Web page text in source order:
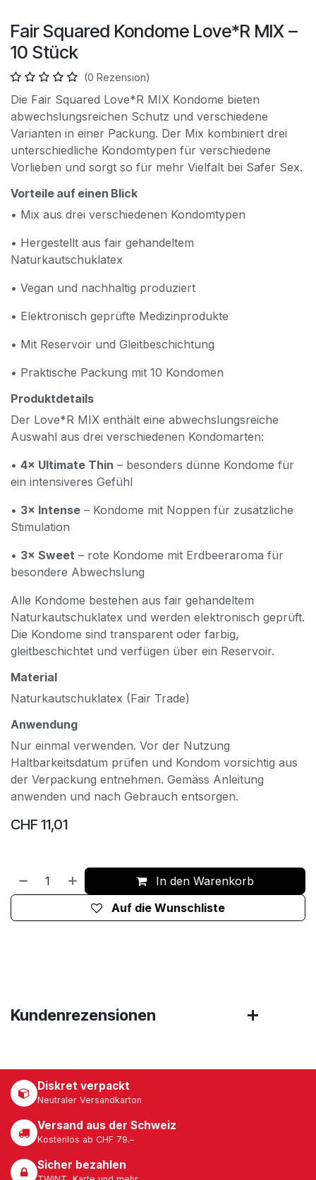
Fair Squared Kondome Love*R MIX –
10 Stück
(0 Rezension)
Die Fair Squared Love*R MIX Kondome bieten
abwechslungsreichen Schutz und verschiedene
Varianten in einer Packung. Der Mix kombiniert drei
unterschiedliche Kondomtypen für verschiedene
Vorlieben und sorgt so für mehr Vielfalt bei Safer Sex.
Vorteile auf einen Blick
• Mix aus drei verschiedenen Kondomtypen
• Hergestellt aus fair gehandeltem
Naturkautschuklatex
• Vegan und nachhaltig produziert
• Elektronisch geprüfte Medizinprodukte
• Mit Reservoir und Gleitbeschichtung
• Praktische Packung mit 10 Kondomen
Produktdetails
Der Love*R MIX enthält eine abwechslungsreiche
Auswahl aus drei verschiedenen Kondomarten:
• 4× Ultimate Thin – besonders dünne Kondome für
ein intensiveres Gefühl
• 3× Intense – Kondome mit Noppen für zusätzliche
Stimulation
• 3× Sweet – rote Kondome mit Erdbeeraroma für
besondere Abwechslung
Alle Kondome bestehen aus fair gehandeltem
Naturkautschuklatex und werden elektronisch geprüft.
Die Kondome sind transparent oder farbig,
gleitbeschichtet und verfügen über ein Reservoir.
Material
Naturkautschuklatex (Fair Trade)
Anwendung
Nur einmal verwenden. Vor der Nutzung
Haltbarkeitsdatum prüfen und Kondom vorsichtig aus
der Verpackung entnehmen. Gemäss Anleitung
anwenden und nach Gebrauch entsorgen.
CHF 11,01
In den Warenkorb
Auf die Wunschliste
Kundenrezensionen
Diskret verpackt
Neutraler Versandkarton
Versand aus der Schweiz
Kostenlos ab CHF 79.–
Sicher bezahlen